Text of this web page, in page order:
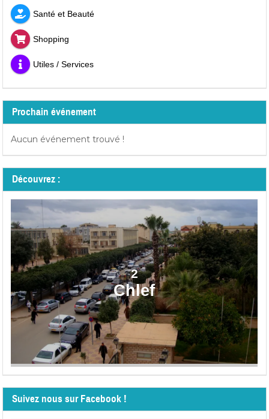
Santé et Beauté
Shopping
Utiles / Services
Prochain événement
Aucun événement trouvé !
Découvrez :
2
Chlef
Suivez nous sur Facebook !